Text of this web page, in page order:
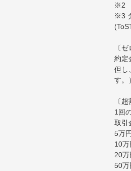
※2
※3
〔
約定
但し
す。）
〔
1回
取引
5万
10万
20万
50万